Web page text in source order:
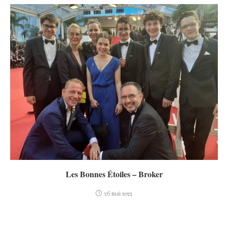
Les Bonnes Étoiles – Broker
26 mai 2022